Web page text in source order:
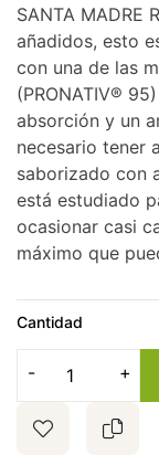
SANTA MADRE
añadidos, esto
con una de las
(PRONATIV®
absorción y un
necesario tener
saborizado con
está estudiado
ocasionar casi
máximo que
Cantidad